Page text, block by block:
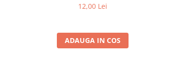
12,00 Lei
ADAUGA IN COS